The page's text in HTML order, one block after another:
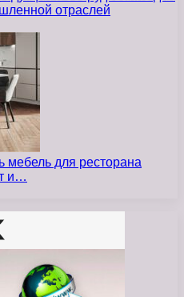
отраслей
мебель для ресторана
и…